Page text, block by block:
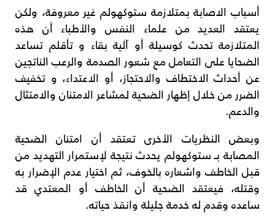
أسباب الاصابة بمتلازمة ستوكهولم غير معروفة، ولكن
يعتقد العديد من علماء النفس والأطباء أن هذه
المتلازمة تحدث كوسيلة أو آلية بقاء و تأقلم تساعد
الضحايا على التعامل مع شعور الصدمة والرعب الناتجين
عن أحداث الاختطاف والاحتجاز، أو الاعتداء، و تخفيف
الضرر من خلال إظهار الضحية لمشاعر الامتنان والامتثال
والدعم.
وبعض النظريات الأخرى تعتقد أن امتنان الضحية
المصابة بـ ستوكهولم يحدث نتيجة لإستمرار التهديد من
قبل الخاطف واشعاره بالخوف، ثم اختيار عدم الإضرار به
وقتله، فيعتقد الضحية أن الخاطف أو المعتدي قد
ساعده وقدم له خدمة جليلة وانقذ حياته.